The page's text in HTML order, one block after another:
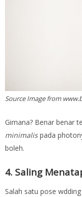
Source Image from
Gimana? Benar benar
minimalispada
boleh.
4. Saling
Salah satu pose